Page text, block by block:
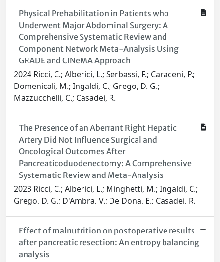
Physical Prehabilitation in Patients who
Underwent Major Abdominal Surgery: A
Comprehensive Systematic Review and
Component Network Meta-Analysis Using
GRADE and CINeMA Approach
2024 Ricci, C.; Alberici, L.; Serbassi, F.; Caraceni, P.;
Domenicali, M.; Ingaldi, C.; Grego, D. G.;
Mazzucchelli, C.; Casadei, R.
The Presence of an Aberrant Right Hepatic
Artery Did Not Influence Surgical and
Oncological Outcomes After
Pancreaticoduodenectomy: A Comprehensive
Systematic Review and Meta-Analysis
2023 Ricci, C.; Alberici, L.; Minghetti, M.; Ingaldi, C.;
Grego, D. G.; D'Ambra, V.; De Dona, E.; Casadei, R.
Effect of malnutrition on postoperative results
after pancreatic resection: An entropy balancing
analysis